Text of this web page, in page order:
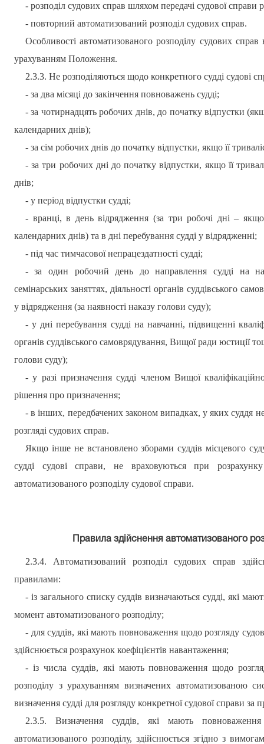
- розподіл судових справ шляхом передачі судової справи
- повторний автоматизований розподіл судових справ.
Особливості автоматизованого розподілу судових
урахуванням Положення.
2.3.3. Не розподіляються щодо конкретного судді судові
- за два місяці до закінчення повноважень судді;
- за чотирнадцять робочих днів, до початку відпустки
календарних днів);
- за сімробочих днів до початку відпустки, якщо її
- за три робочих дні до початку відпустки, якщо її
днів;
- у період відпустки судді;
- вранці, в день відрядження (за три робочі дні –
календарних днів) та в дні перебування судді у відрядженні;
- під час тимчасової непрацездатності судді;
- за один робочий день до направлення судді на
семінарських заняттях, діяльності органів суддівського
у відрядження (за наявності наказу голови суду);
- у дні перебування судді на навчанні, підвищенні
органів суддівського самоврядування, Вищої ради юстиції
голови суду);
- у разі призначення судді членом Вищої
рішення про призначення;
- в інших, передбачених законом випадках, у яких суддя
розгляді судових справ.
Якщо інше не встановлено зборами суддів місцевого
судді судові справи, не враховуються при
автоматизованого розподілу судової справи.
Правила здійснення автоматизованого
2.3.4.
Автоматизований розподіл судових справ
правилами:
- із загального списку суддів визначаються судді, які
момент автоматизованого розподілу;
- для суддів, які мають повноваження щодо розгляду
здійснюється розрахунок коефіцієнтів навантаження;
- із числа суддів, які мають повноваження щодо
розподілу з урахуванням визначених автоматизованою
визначення судді для розгляду конкретної судової справи
2.3.5. Визначення суддів, які мають
автоматизованого розподілу, здійснюється згідно з